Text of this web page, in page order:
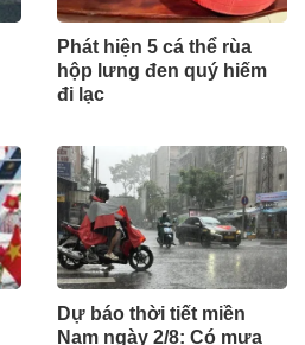
Phát hiện 5 cá thể rùa
hộp lưng đen quý hiếm
đi lạc
Dự báo thời tiết miền
Nam ngày 2/8: Có mưa